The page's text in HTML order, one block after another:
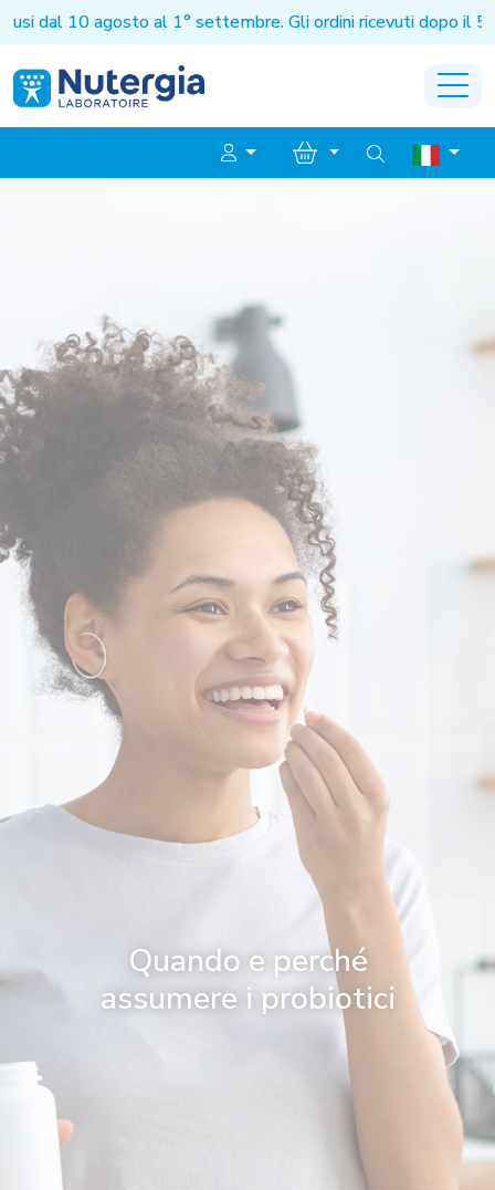
al 1° settembre. Gli ordini ricevuti dopo il 5 agosto
Quando e perché
assumere i probiotici